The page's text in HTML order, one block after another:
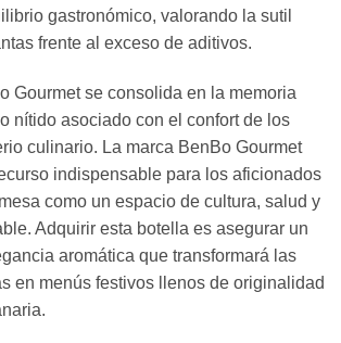
gastronómico, valorando la sutil
frente al exceso de aditivos.
Gourmet se consolida en la memoria
nítido asociado con el confort de los
culinario. La marca BenBo Gourmet
indispensable para los aficionados
como un espacio de cultura, salud y
Adquirir esta botella es asegurar un
aromática que transformará las
en menús festivos llenos de originalidad